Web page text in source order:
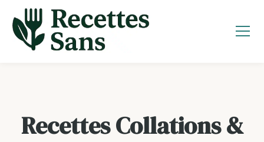
contenu
Recettes Collations &